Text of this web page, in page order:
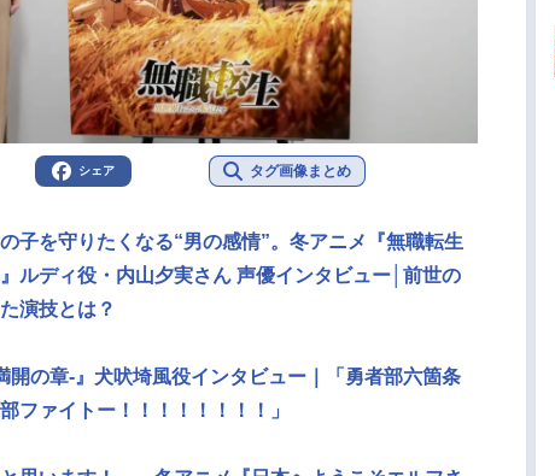
シェア タグ画像まとめ
子を守りたくなる“男の感情”。冬アニメ『無職転生
ルディ役・内山夕実さん 声優インタビュー│前世の
演技とは？
開の章-』犬吠埼風役インタビュー｜「勇者部六箇条
ァイトー！！！！！！！！」